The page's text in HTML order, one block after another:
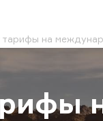
тарифы на